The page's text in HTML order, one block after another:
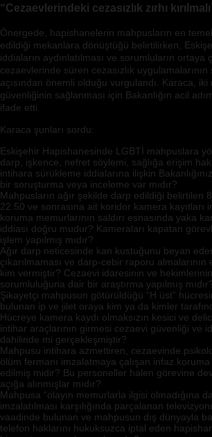
“Cezaevlerindeki cezasızlık zırhı
Önergede, hapishanelerin mahpusların en
edildiği mekanlara dönüştüğü belirtilirken,
iddiaların aydınlatılması ve sorumluların ortaya
cezaevlerinde süren cezasızlık uygulamalarının
açısından önemli olduğu vurgulandı. Karaca,
güvenliğinin sağlanması için Bakanlığın acil
ifade etti.
Karaca şunları sordu:
Eskişehir Hapishanesinde LGBTİ mahpuslara
darp, işkence, nefret söylemi, sağlığa erişim
intihara sürükleme iddialarına ilişkin
bir soruşturma veya inceleme var mıdır?
Mahpusların ağır şekilde darp edildiği belirtilen
22.50 ve sonrasına ait koridor kamera kayıtları
koruma memurlarının saldırı esnasında yaka
iddiası doğru mudur? Kameraları kapatan
işlem yapılmış mıdır?
Ağır darp neticesinde kan kustuğunu beyan
çıkarılmaması ve darp-cebir raporu almalarının
kim vermiştir? Cezaevi idaresinin ve
sorumluluğuna dair bir araştırma yapılmış
Şikayetçi mahpusun götürüldüğü “H üst”
bulunan ip ve jilet oraya kim ya da kimler
Hücreye kamera kaydı olmaksızın kesici ve
intihar araçlarının girmesi cezaevi güvenliği ve
dahilinde mi gerçekleşmiştir?
Mahpusu intihara azmettiren, cezaevinde
ölüm fermanı imzalatmaya çalışan infaz
edilmiş midir? Bu personeller halen görevine
açığa alınmışlar mıdır?
Mahpusa “olayın memurlarla ilgisi olmadığına
imzalatılması karşılığında parçalanan
vaadinde bulunan ve mahpusun dış dünyayla
telefon haklarını hukuksuzca iptal eden